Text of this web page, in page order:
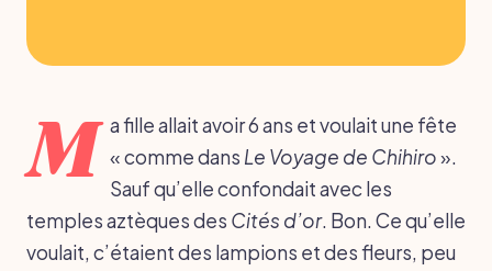
M a fille allait avoir 6 ans et voulait une fête
« comme dans Le Voyage de Chihiro».
Sauf qu’elle confondait avec les
temples aztèques des Cités d’or. Bon. Ce qu’elle
voulait, c’étaient des lampions et des fleurs, peu